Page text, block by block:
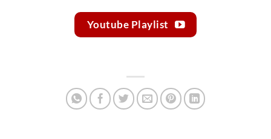
Youtube Playlist